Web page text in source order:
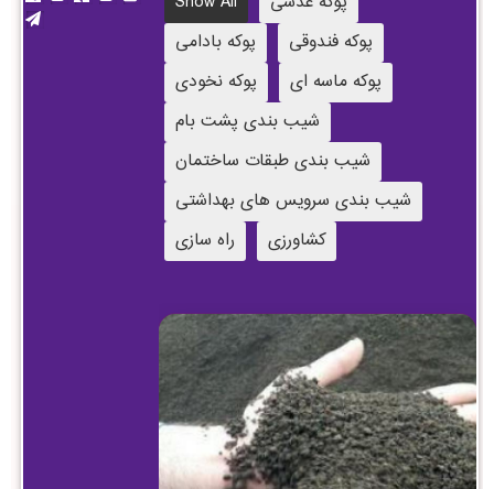
پوکه بادامی
پوکه فندوقی
پوکه نخودی
پوکه ماسه ای
شیب بندی پشت بام
شیب بندی طبقات ساختمان
شیب بندی سرویس های بهداشتی
راه سازی
کشاورزی